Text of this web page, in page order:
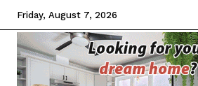
Friday, August 7, 2026